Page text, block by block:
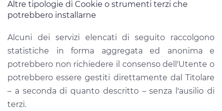
Altre tipologie di Cookie o strumenti terzi che
potrebbero installarne
Alcuni dei servizi elencati di seguito raccolgono
statistiche in forma aggregata ed anonima e
potrebbero non richiedere il consenso dell'Utente o
potrebbero essere gestiti direttamente dal Titolare
– a seconda di quanto descritto – senza l'ausilio di
terzi.